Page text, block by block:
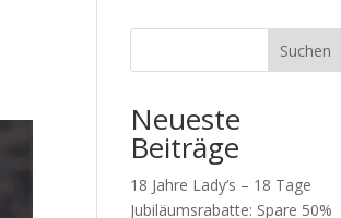
Suchen
Neueste
Beiträge
18 Jahre Lady’s – 18 Tage
Jubiläumsrabatte: Spare 50%